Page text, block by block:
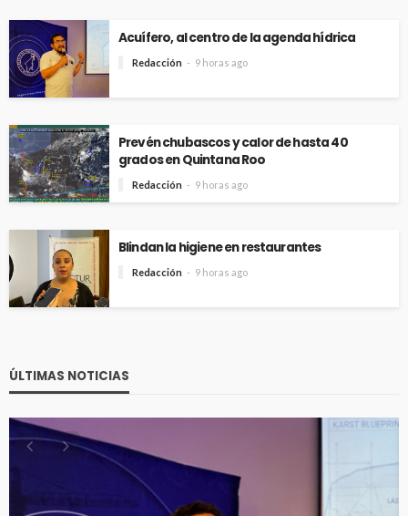
Acuífero, al centro de la agenda hídrica
Redacción 9 horas ago
Prevén chubascos y calor de hasta 40
grados en Quintana Roo
Redacción 9 horas ago
Blindan la higiene en restaurantes
Redacción 9 horas ago
ÚLTIMAS NOTICIAS